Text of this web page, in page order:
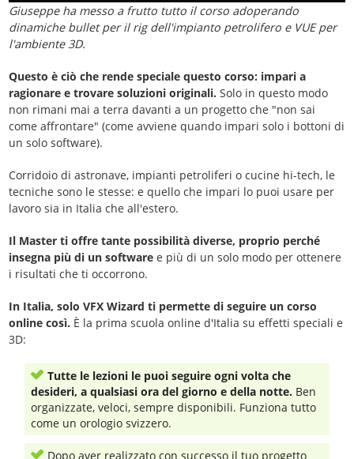
Giuseppe ha messo a frutto tutto il corso adoperando
dinamiche bullet per il rig dell'impianto petrolifero e VUE per
l'ambiente 3D.
Questo è ciò che rende speciale questo corso: impari a
ragionare e trovare soluzioni originali. Solo in questo modo
non rimani mai a terra davanti a un progetto che "non sai
come affrontare" (come avviene quando impari solo i bottoni di
un solo software).
Corridoio di astronave, impianti petroliferi o cucine hi-tech, le
tecniche sono le stesse: e quello che impari lo puoi usare per
lavoro sia in Italia che all'estero.
Il Master ti offre tante possibilità diverse, proprio perché
insegna più di un software e più di un solo modo per ottenere
i risultati che ti occorrono.
In Italia, solo VFX Wizard ti permette di seguire un corso
online così. È la prima scuola online d'Italia su effetti speciali e
3D:
Tutte le lezioni le puoi seguire ogni volta che
desideri, a qualsiasi ora del giorno e della notte. Ben
organizzate, veloci, sempre disponibili. Funziona tutto
come un orologio svizzero.
Dopo aver realizzato con successo il tuo progetto